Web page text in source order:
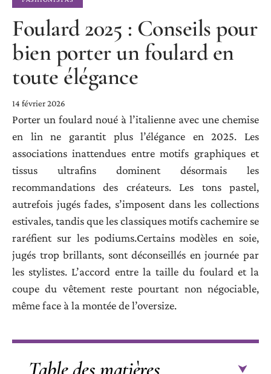
Foulard 2025 : Conseils pour
bien porter un foulard en
toute élégance
14 février 2026
Porter un foulard noué à l’italienne avec une chemise
en lin ne garantit plus l’élégance en 2025. Les
associations inattendues entre motifs graphiques et
tissus ultrafins dominent désormais les
recommandations des créateurs. Les tons pastel,
autrefois jugés fades, s’imposent dans les collections
estivales, tandis que les classiques motifs cachemire se
raréfient sur les podiums.Certains modèles en soie,
jugés trop brillants, sont déconseillés en journée par
les stylistes. L’accord entre la taille du foulard et la
coupe du vêtement reste pourtant non négociable,
même face à la montée de l’oversize.